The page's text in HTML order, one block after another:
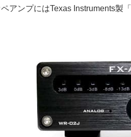
アンプにはTexas Instruments製